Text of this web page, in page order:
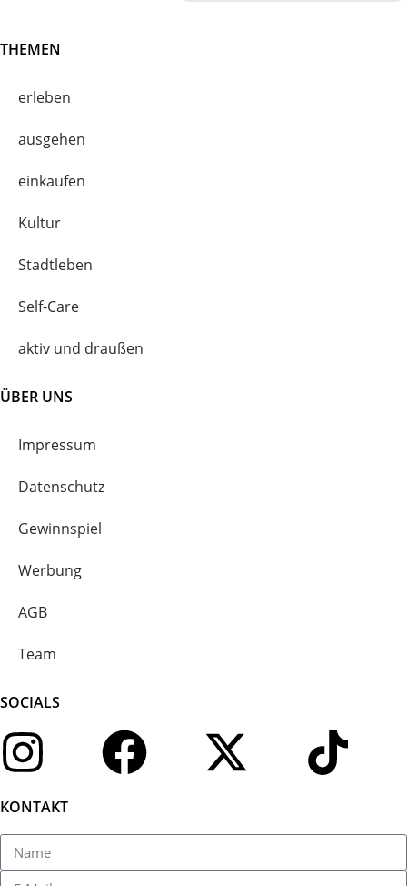
THEMEN
erleben
ausgehen
einkaufen
Kultur
Stadtleben
Self-Care
aktiv und draußen
ÜBER UNS
Impressum
Datenschutz
Gewinnspiel
Werbung
AGB
Team
SOCIALS
KONTAKT